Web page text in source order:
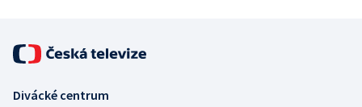
Divácké centrum